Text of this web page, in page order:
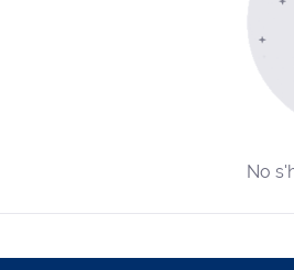
No